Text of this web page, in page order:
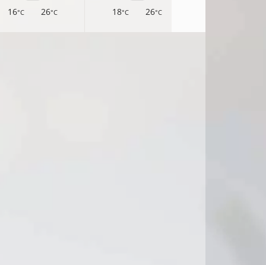
16°C 26°C 18°C 26°C